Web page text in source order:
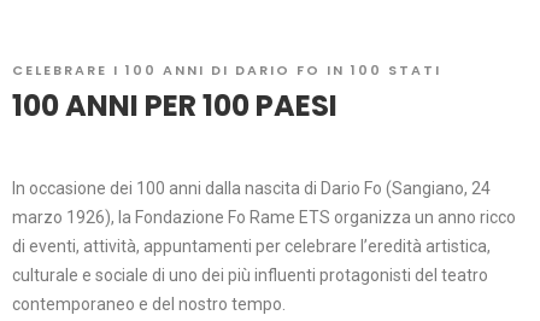
CELEBRARE I 100 ANNI DI DARIO FO IN 100 STATI
100 ANNI PER 100 PAESI
In occasione dei 100 anni dalla nascita di Dario Fo (Sangiano, 24
marzo 1926), la Fondazione Fo Rame ETS organizza un anno ricco
di eventi, attività, appuntamenti per celebrare l’eredità artistica,
culturale e sociale di uno dei più influenti protagonisti del teatro
contemporaneo e del nostro tempo.